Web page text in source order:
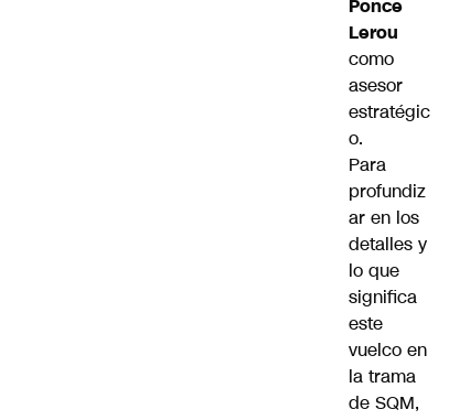
Ponce
Lerou
como
asesor
estratégic
o.
Para
profundiz
ar en los
detalles y
lo que
significa
este
vuelco en
la trama
de SQM,